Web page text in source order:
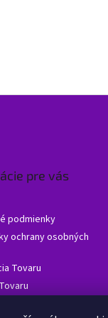
pre vás
podmienky
ochrany osobných
Tovaru